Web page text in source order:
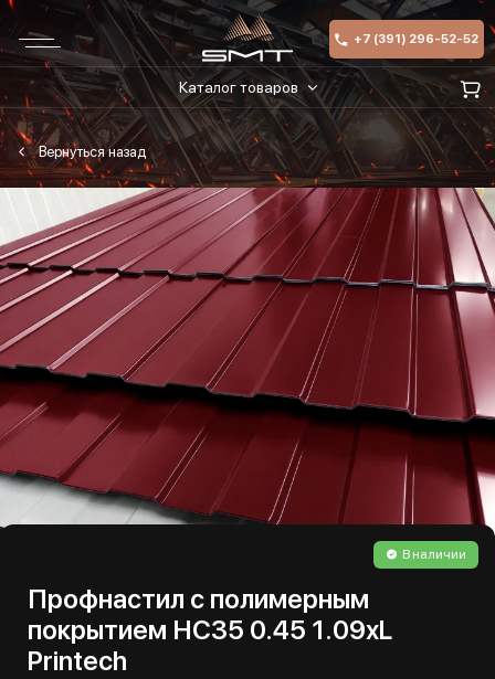
+7 (391) 296-52-52
Каталог товаров
В наличии
Профнастил с полимерным
покрытием НС35 0.45 1.09хL
Printech